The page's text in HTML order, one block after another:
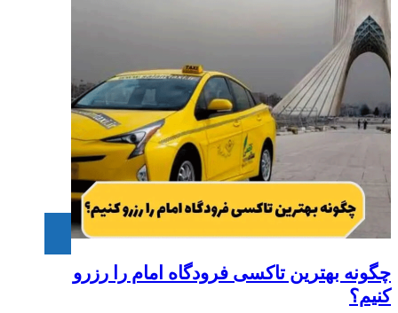
چگونه بهترین تاکسی فرودگاه امام را رزرو
کنیم؟‎